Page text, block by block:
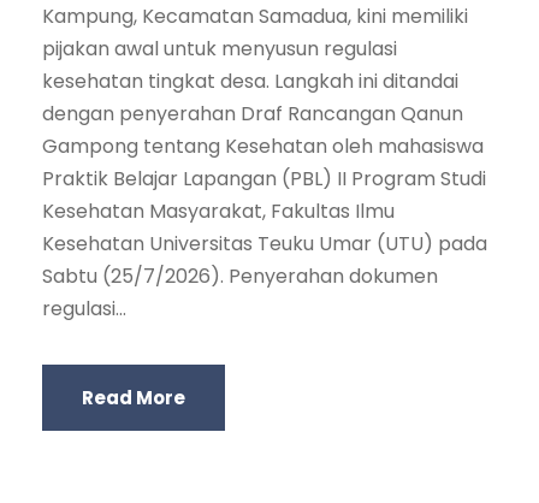
Kampung, Kecamatan Samadua, kini memiliki
pijakan awal untuk menyusun regulasi
kesehatan tingkat desa. Langkah ini ditandai
dengan penyerahan Draf Rancangan Qanun
Gampong tentang Kesehatan oleh mahasiswa
Praktik Belajar Lapangan (PBL) II Program Studi
Kesehatan Masyarakat, Fakultas Ilmu
Kesehatan Universitas Teuku Umar (UTU) pada
Sabtu (25/7/2026). Penyerahan dokumen
regulasi...
Read More